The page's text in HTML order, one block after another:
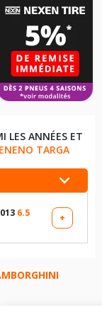
LES ANNÉES ET
TARGA
6.5
+